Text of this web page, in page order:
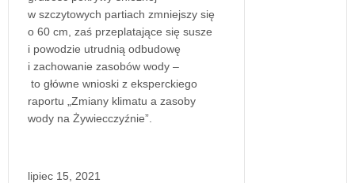
w szczytowych partiach zmniejszy się
o 60 cm, zaś przeplatające się susze
i powodzie utrudnią odbudowę
i zachowanie zasobów wody –
to główne wnioski z eksperckiego
raportu „Zmiany klimatu a zasoby
wody na Żywiecczyźnie”.
lipiec 15, 2021